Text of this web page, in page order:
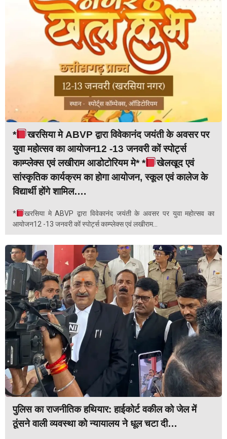
*
खरसिया मे ABVP द्वारा विवेकानंद जयंती के अवसर पर
युवा महोत्सव का आयोजन12 -13 जनवरी कों स्पोर्ट्स
काम्प्लेक्स एवं लखीराम आडोटोरियम मे* *
खेलखूद एवं
सांस्कृतिक कार्यक्रम का होगा आयोजन, स्कूल एवं कालेज के
विद्यार्थी होंगे शामिल….
*
खरसिया मे ABVP द्वारा विवेकानंद जयंती के अवसर पर युवा महोत्सव का
आयोजन12 -13 जनवरी कों स्पोर्ट्स काम्प्लेक्स एवं लखीराम...
पुलिस का राजनीतिक हथियार: हाईकोर्ट वकील को जेल में
ठूंसने वाली व्यवस्था को न्यायालय ने धूल चटा दी…